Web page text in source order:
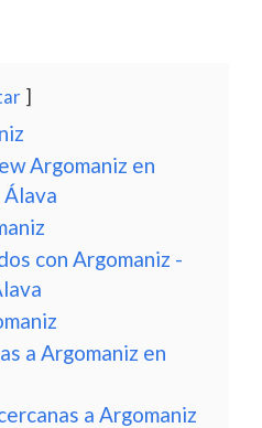
Argomaniz en
con Argomaniz -
a Argomaniz en
a Argomaniz